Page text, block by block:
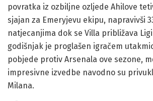
povratka iz ozbiljne ozljede Ahilove
sjajan za Emeryjevu ekipu, napravivši
natjecanjima dok se Villa približava
godišnjak je proglašen igračem
pobjede protiv Arsenala ove sezone,
impresivne izvedbe navodno su
Milana.